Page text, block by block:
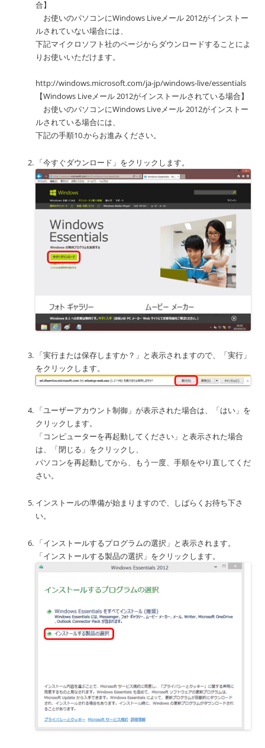
合】
お使いのパソコンにWindows Liveメール 2012がインストー
ルされていない場合には、
下記マイクロソフト社のページからダウンロードすることによ
りお使いいただけます。
http://windows.microsoft.com/ja-jp/windows-live/essentials
【Windows Liveメール 2012がインストールされている場合】
お使いのパソコンにWindows Liveメール 2012がインストー
ルされている場合には、
下記の手順10.からお進みください。
「今すぐダウンロード」をクリックします。
「実行または保存しますか？」と表示されますので、「実行」
をクリックします。
「ユーザーアカウント制御」が表示された場合は、「はい」を
クリックします。
「コンピューターを再起動してください」と表示された場合
は、「閉じる」をクリックし、
パソコンを再起動してから、もう一度、手順をやり直してくだ
さい。
インストールの準備が始まりますので、しばらくお待ち下さ
い。
「インストールするプログラムの選択」と表示されます。
「インストールする製品の選択」をクリックします。